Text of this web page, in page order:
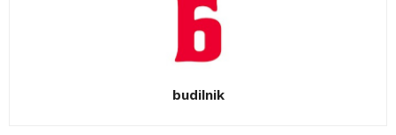
budilnik